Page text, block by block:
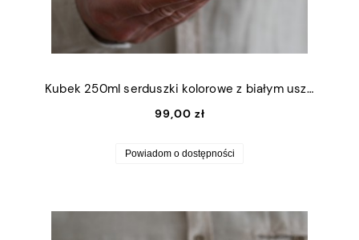
Kubek 250ml serduszki kolorowe z białym uszkiem
99,00 zł
Powiadom o dostępności